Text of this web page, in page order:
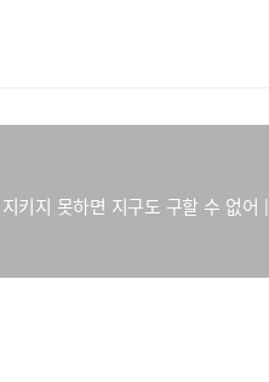
키지 못하면 지구도 구할 수 없어